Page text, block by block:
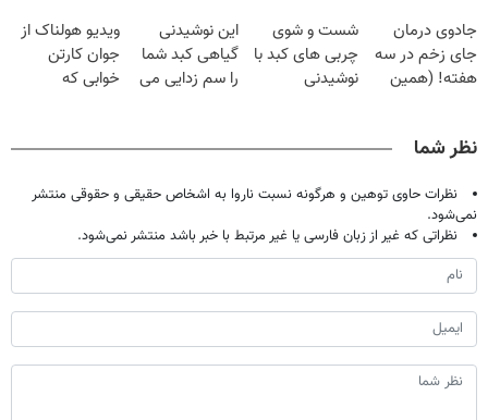
میلیون تومان!!!
خانگی
الان ثبت نام کن
جادوی درمان
جای زخم در سه
هفته! (همین
شست و شوی
چربی های کبد با
نوشیدنی
این نوشیدنی
گیاهی کبد شما
را سم زدایی می
ویدیو هولناک از
جوان کارتن
خوابی که
نظر شما
نظرات حاوی توهین و هرگونه نسبت ناروا به اشخاص حقیقی و حقوقی منتشر
نمی‌شود.
نظراتی که غیر از زبان فارسی یا غیر مرتبط با خبر باشد منتشر نمی‌شود.